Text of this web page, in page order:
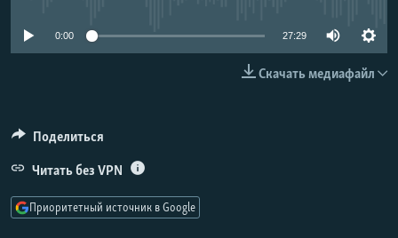
Все сайты РСЕ/РС
0:00 27:29
Скачать медиафайл
Поделиться
Читать без VPN
Приоритетный источник в Google